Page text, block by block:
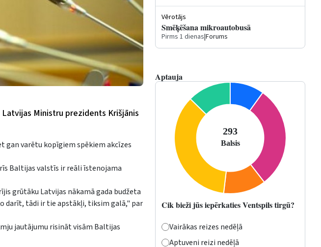
Ministru prezidents Krišjānis
gan varētu kopīgiem spēkiem akcīzes
Baltijas valstīs ir reāli īstenojama
grūtāku Latvijas nākamā gada budžeta
darīt, tādi ir tie apstākļi, tiksim galā," par
jautājumu risināt visām Baltijas
Vērotājs
Smēķēšana mikroautobusā
Pirms 1 dienas|Forums
Aptauja
Cik bieži jūs iepērkaties Ventspils tirgū?
Vairākas reizes nedēļā
Aptuveni reizi nedēļā